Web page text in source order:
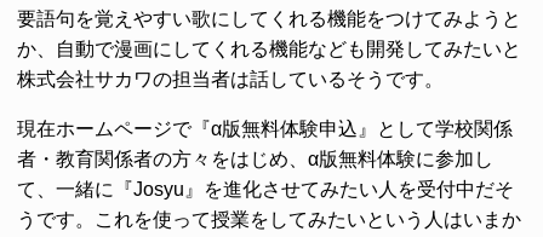
要語句を覚えやすい歌にしてくれる機能をつけてみようと
か、自動で漫画にしてくれる機能なども開発してみたいと
株式会社サカワの担当者は話しているそうです。
現在ホームページで『α版無料体験申込』として学校関係
者・教育関係者の方々をはじめ、α版無料体験に参加し
て、一緒に『Josyu』を進化させてみたい人を受付中だそ
うです。これを使って授業をしてみたいという人はいまか